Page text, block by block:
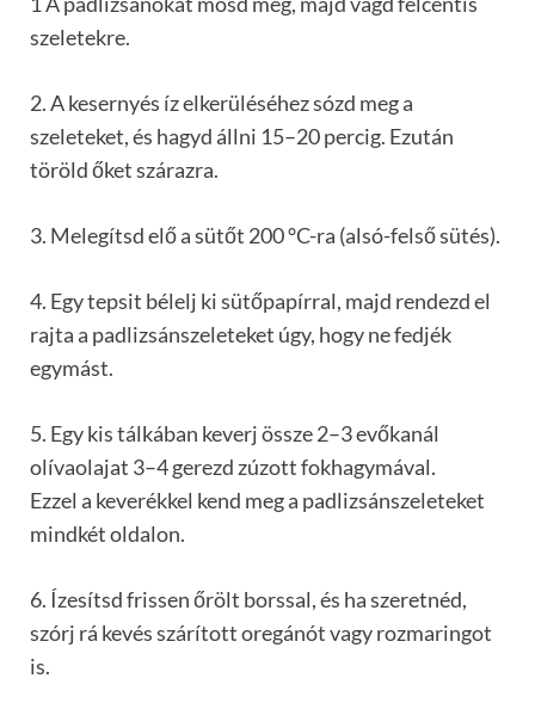
szeletekre.
2. A kesernyés íz elkerüléséhez sózd meg a
szeleteket, és hagyd állni 15–20 percig. Ezután
töröld őket szárazra.
3. Melegítsd elő a sütőt 200 °C-ra (alsó-felső sütés).
4. Egy tepsit bélelj ki sütőpapírral, majd rendezd el
rajta a padlizsánszeleteket úgy, hogy ne fedjék
egymást.
5. Egy kis tálkában keverj össze 2–3 evőkanál
olívaolajat 3–4 gerezd zúzott fokhagymával.
Ezzel a keverékkel kend meg a padlizsánszeleteket
mindkét oldalon.
6. Ízesítsd frissen őrölt borssal, és ha szeretnéd,
szórj rá kevés szárított oregánót vagy rozmaringot
is.